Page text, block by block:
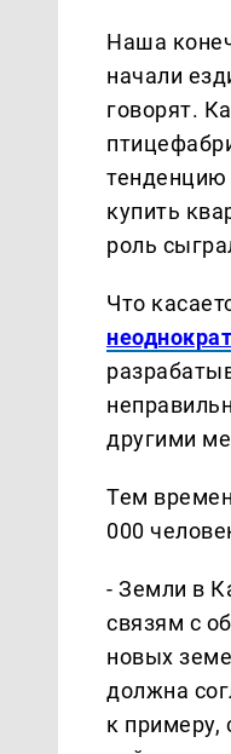
Наша
начали
говорят.
тенденцию
купить
роль
Что
другими
Тем
000
- Земли в
связям с
новых
должна
к примеру,